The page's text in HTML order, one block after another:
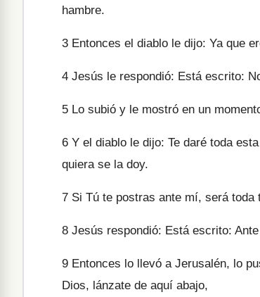
hambre.
3 Entonces el diablo le dijo: Ya que
4 Jesús le respondió: Está escrito:
5 Lo subió y le mostró en un
6 Y el diablo le dijo: Te daré toda
quiera se la doy.
7 Si Tú te postras ante mí, será toda
8 Jesús respondió: Está escrito:
9 Entonces lo llevó a Jerusalén, lo
Dios, lánzate de aquí abajo,